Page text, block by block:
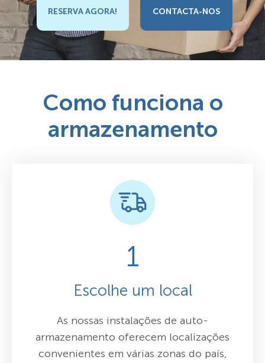
RESERVA AGORA! CONTACTA-NOS
Como funciona o
armazenamento
1
Escolhe um local
As nossas instalações de auto-
armazenamento oferecem localizações
convenientes em várias zonas do país,